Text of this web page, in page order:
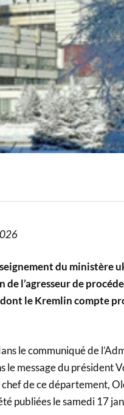
du ministère
l’agresseur de
le Kremlin compte
le communiqué de
le message du président
de ce département,
publiées le samedi 17